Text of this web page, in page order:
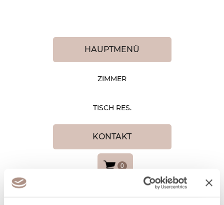
HAUPTMENÜ
ZIMMER
TISCH RES.
KONTAKT
0